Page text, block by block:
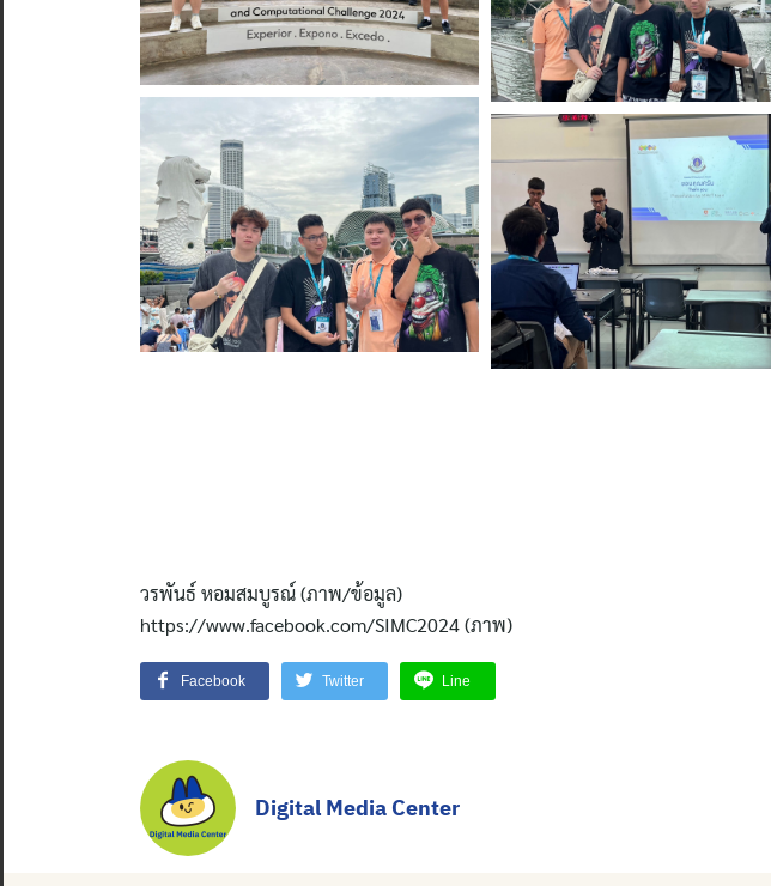
วรพันธ์ หอมสมบูรณ์ (ภาพ/ข้อมูล)
https://www.facebook.com/SIMC2024 (ภาพ)
Facebook Twitter Line
Digital Media Center